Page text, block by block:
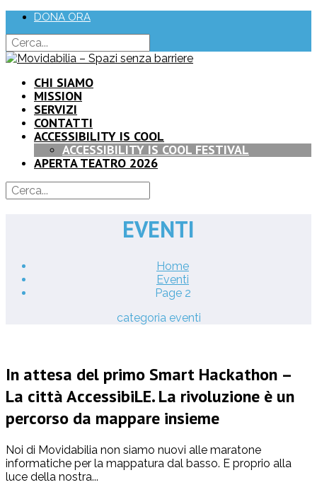
DONA ORA
CHI SIAMO
MISSION
SERVIZI
CONTATTI
ACCESSIBILITY IS COOL
ACCESSIBILITY IS COOL FESTIVAL
APERTA TEATRO 2026
EVENTI
Home
Eventi
Page 2
categoria eventi
In attesa del primo Smart Hackathon –
La città AccessibiLE. La rivoluzione è un
percorso da mappare insieme
Noi di Movidabilia non siamo nuovi alle maratone
informatiche per la mappatura dal basso. E proprio alla
luce della nostra...